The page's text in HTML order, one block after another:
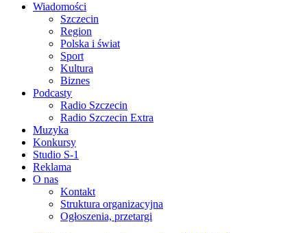
Wiadomości
Szczecin
Region
Polska i świat
Sport
Kultura
Biznes
Podcasty
Radio Szczecin
Radio Szczecin Extra
Muzyka
Konkursy
Studio S-1
Reklama
O nas
Kontakt
Struktura organizacyjna
Ogłoszenia, przetargi